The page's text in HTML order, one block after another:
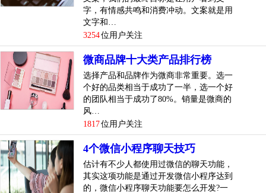
调试：显示小程序代码错误和警告，方便调试代码错误。
项目：用于查看小程序的属性，修改小程序的配置，将小程
序的代码提交给微信服务器。
开发工具还提供了一个简单的模拟器(在页面的左侧)。开发人
员可以使用模拟器来模拟用户在计算机上的和使用，并提供
后台模拟、多媒体播放器调试、缓存数据处理等功能。
5.懂得开发小程序的程序员可以在这一步自己开发。不懂编程
的小白可以登录微信小程序制作平台instant application的制作
小程序。有很多小程序模板，可以根据自己的需要选择一个
模板制作。
字，有情感共鸣和消费冲动。文案就是用
文字和…
3254位用户关注
微商品牌十大类产品排行榜
选择产品和品牌作为微商非常重要。选一
个好的品类相当于成功了一半，选一个好
的团队相当于成功了80%。销量是微商的
风…
1817位用户关注
4个微信小程序聊天技巧
估计有不少人都使用过微信的聊天功能，
其实这项功能是通过开发微信小程序达到
的，微信小程序聊天功能要怎么开发?一